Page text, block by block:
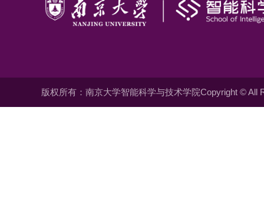
版权所有：南京大学智能科学与技术学院Copyright © All